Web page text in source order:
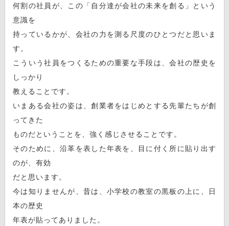
何割の社員が、この「自分達が会社の未来を創る」という
意識を
持っているかが、会社の力を測る尺度のひとつだと思いま
す。
こういう社員をつくるための重要な手段は、会社の歴史を
しっかり
教えることです。
いまある会社の姿は、創業者をはじめとする先輩たちが創
ってきた
ものだということを、強く感じさせることです。
そのために、沿革を表した年表を、目に付く所に貼り出す
のが、有効
だと思います。
今は知りませんが、昔は、小学校の教室の黒板の上に、日
本の歴史
年表が貼ってありました。